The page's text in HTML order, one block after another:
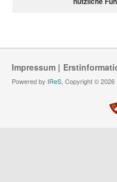
Impressum
Powered by IReS , Copyright © 2026